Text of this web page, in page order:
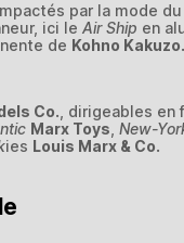
par la mode
ici le Air Ship en
de Kohno Kakuzo.
Co. , dirigeables en
Marx Toys New-
ies Louis Marx & Co.